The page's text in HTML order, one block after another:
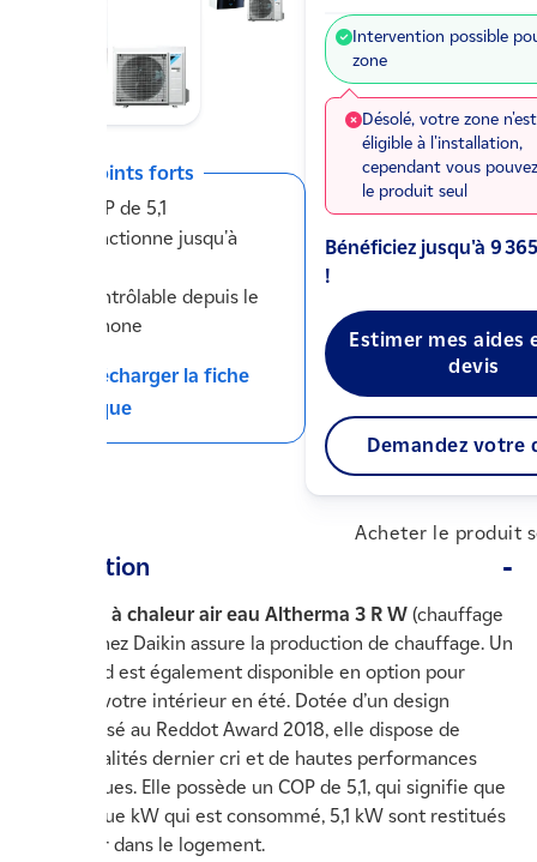
Ses points forts
COP de 5,1
Fonctionne jusqu'à
Contrôlable depuis le
smartphone
Télécharger la fiche
technique
Intervention possible
zone
Désolé, votre zone
éligible à l'installation,
cependant vous
le produit seul
Bénéficiez jusqu'à 9 365
!
Estimer mes aides
devis
Demandez votre
Acheter le produit
Description
pompe à chaleur air eau Altherma 3 R W (chauffage
seul) de chez Daikin assure la production de chauffage. Un
mode froid est également disponible en option pour
rafraichir votre intérieur en été. Dotée d’un design
récompensé au Reddot Award 2018, elle dispose de
fonctionnalités dernier cri et de hautes performances
énergétiques. Elle possède un COP de 5,1, qui signifie que
pour chaque kW qui est consommé, 5,1 kW sont restitués
en chaleur dans le logement.